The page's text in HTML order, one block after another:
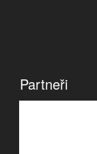
Partneři